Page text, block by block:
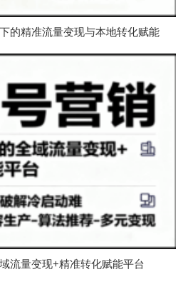
的精准流量变现与本地转化赋能
流量变现+精准转化赋能平台